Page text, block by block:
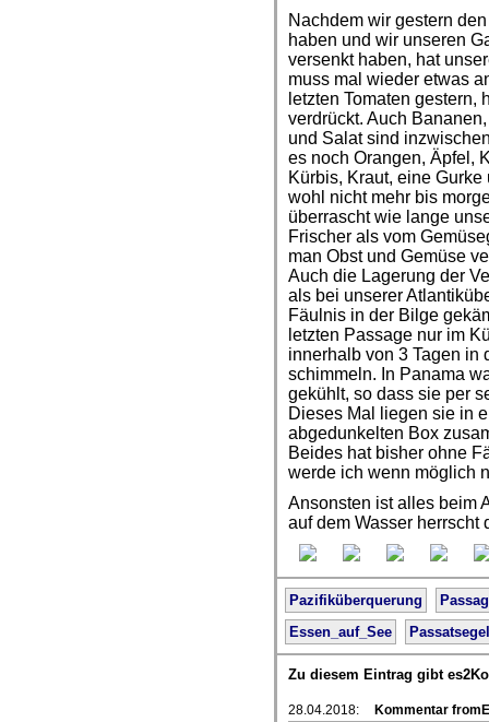
Nachdem wir gestern
haben und wir unseren
versenkt haben, hat
muss mal wieder etwas
letzten Tomaten gestern,
verdrückt. Auch
und Salat sind
es noch Orangen, Äpfel,
Kürbis, Kraut, eine
wohl nicht mehr bis
überrascht wie lange
Frischer als vom
man Obst und Gemüse
Auch die Lagerung der
als bei unserer
Fäulnis in der Bilge
letzten Passage nur im
innerhalb von 3 Tagen in
schimmeln. In Panama
gekühlt, so dass sie per
Dieses Mal liegen sie in
abgedunkelten Box
Beides hat bisher ohne
werde ich wenn möglich
Ansonsten ist alles beim
auf dem Wasser herrscht
Pazifiküberquerung
Essen_auf_See
Zu diesem Eintrag gibt
28.04.2018: Kommentar